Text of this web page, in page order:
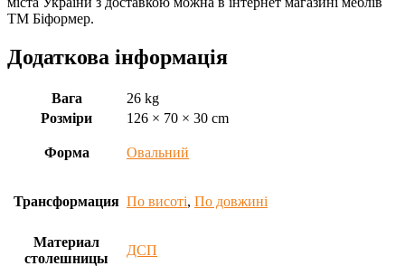
ТМ Біформер.
Додаткова інформація
Вага
26 kg
Розміри
126 × 70 × 30 cm
Форма Овальний
Трансформация По висоті, По довжині
Материал
столешницы
ДСП